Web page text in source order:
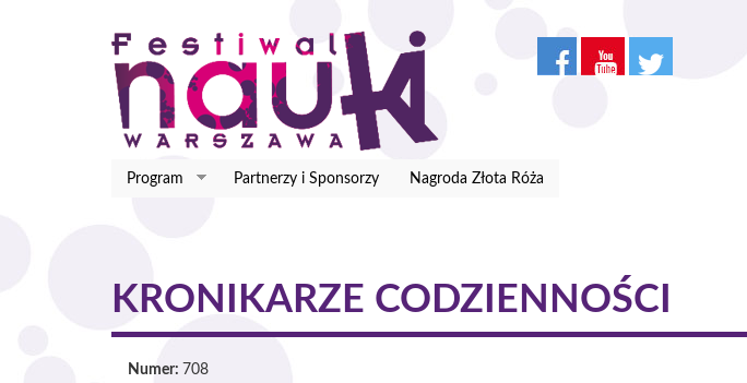
Program Partnerzy i Sponsorzy Nagroda Złota Róża
KRONIKARZE CODZIENNOŚCI
Numer: 708